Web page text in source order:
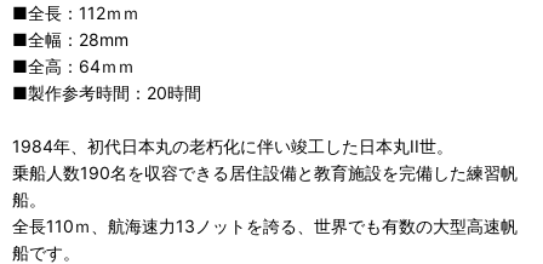
■全長：112ｍｍ
■全幅：28mm
■全高：64ｍｍ
■製作参考時間：20時間
1984年、初代日本丸の老朽化に伴い竣工した日本丸II世。
乗船人数190名を収容できる居住設備と教育施設を完備した練習帆
船。
全長110ｍ、航海速力13ノットを誇る、世界でも有数の大型高速帆
船です。